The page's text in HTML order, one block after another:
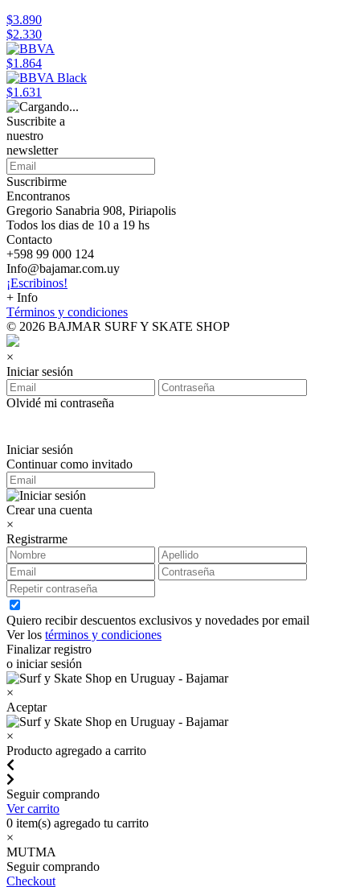
$3.890
$2.330
$1.864
$1.631
Suscribite a
nuestro
newsletter
Suscribirme
Encontranos
Gregorio Sanabria 908, Piriapolis
Todos los dias de 10 a 19 hs
Contacto
+598 99 000 124
Info@bajamar.com.uy
¡Escribinos!
+ Info
Términos y condiciones
© 2026 BAJMAR SURF Y SKATE SHOP
×
Iniciar sesión
Olvidé mi contraseña
Iniciar sesión
Continuar como invitado
Crear una cuenta
×
Registrarme
Quiero recibir descuentos exclusivos y novedades por email
Ver los términos y condiciones
Finalizar registro
o iniciar sesión
×
Aceptar
×
Producto agregado a carrito
Seguir comprando
Ver carrito
0 item(s) agregado tu carrito
×
MUTMA
Seguir comprando
Checkout